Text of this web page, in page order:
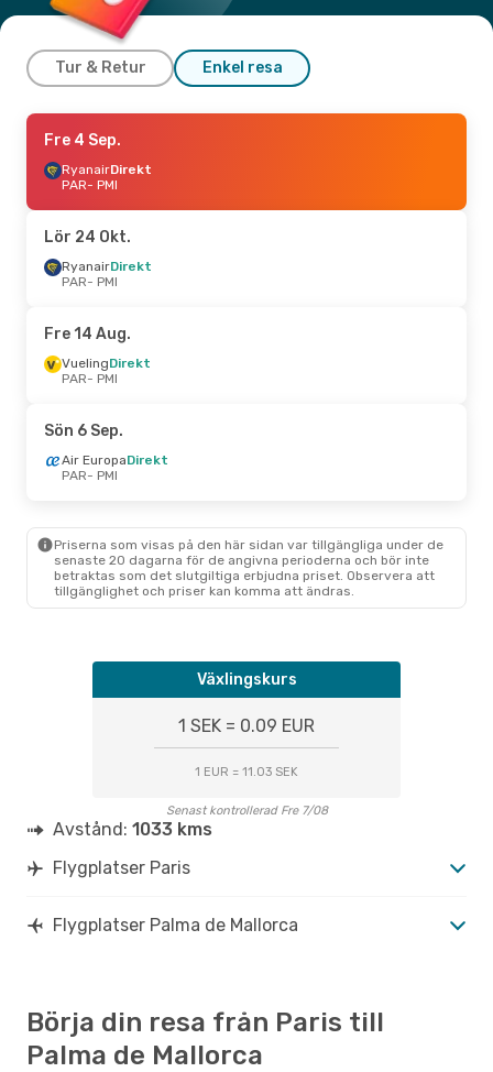
Tur & Retur Enkel resa
Tors 24 Sep.
RyanairDirekt
PAR- PMI
PMI- PAR
Tors 3 Sep.- Mån 7 Sep.
VuelingDirekt
PMI - PAR
VuelingDirekt
PAR - PMI
Transavia France
PMI- PAR
Lör 22 Aug.- Mån 24 Aug.
Ryanair Direkt
PAR- PMI
Transavia FranceDirekt
PMI- PAR
Fre 4 Sep.
RyanairDirekt
PAR- PMI
Lör 24 Okt.
RyanairDirekt
PAR- PMI
Fre 14 Aug.
VuelingDirekt
PAR- PMI
Sön 6 Sep.
Air EuropaDirekt
PAR- PMI
Priserna som visas på den här sidan var tillgängliga under de
senaste 20 dagarna för de angivna perioderna och bör inte
betraktas som det slutgiltiga erbjudna priset. Observera att
tillgänglighet och priser kan komma att ändras.
Växlingskurs
1 SEK = 0.09 EUR
1 EUR = 11.03 SEK
Senast kontrollerad Fre 7/08
Avstånd: 1033 kms
Flygplatser Paris
Flygplatser Palma de Mallorca
Börja din resa från Paris till
Palma de Mallorca